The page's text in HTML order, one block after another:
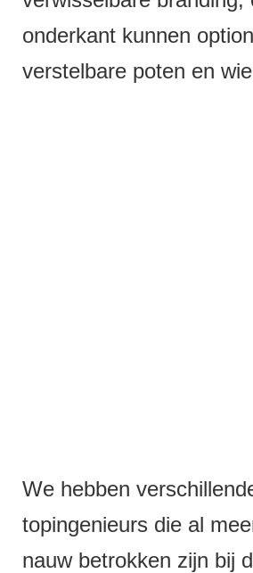
onderkant kunnen
verstelbare poten en
We hebben
topingenieurs die al
nauw betrokken zijn bij